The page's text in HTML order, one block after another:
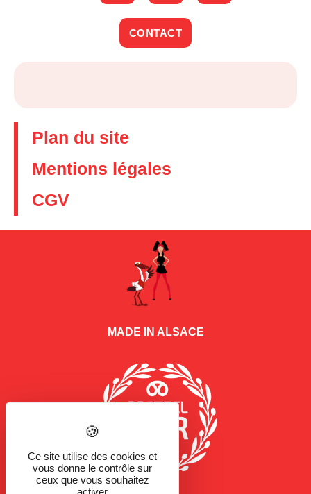
CONTACT
Plan du site
Mentions légales
CGV
MADE IN ALSACE
Ce site utilise des cookies et
vous donne le contrôle sur
ceux que vous souhaitez
activer